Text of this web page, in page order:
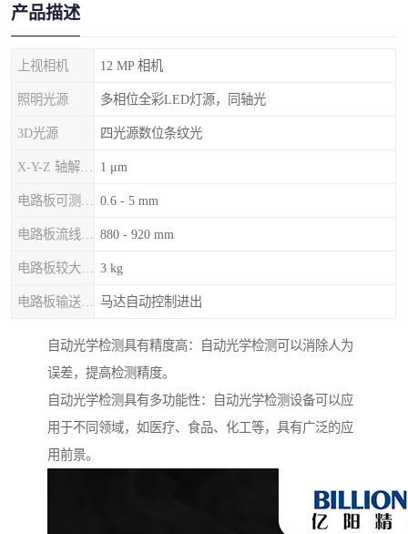
产品描述
上视相机 12 MP 相机
照明光源 多相位全彩LED灯源，同轴光
3D光源 四光源数位条纹光
1 μm
0.6 - 5 mm
880 - 920 mm
3 kg
马达自动控制进出
自动光学检测具有精度高：自动光学检测可以消除人为
误差，提高检测精度。
自动光学检测具有多功能性：自动光学检测设备可以应
用于不同领域，如医疗、食品、化工等，具有广泛的应
用前景。